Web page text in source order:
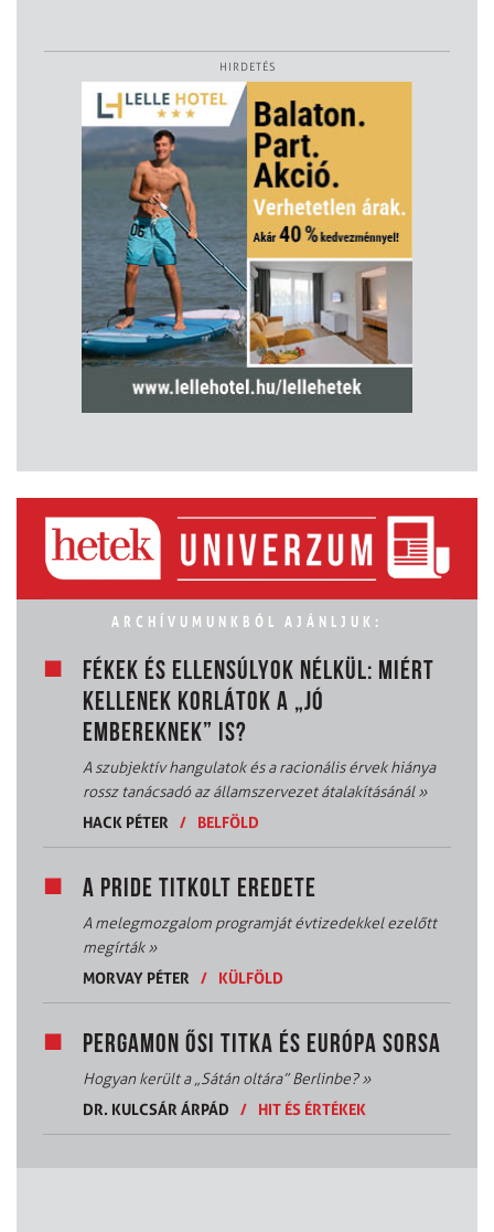
HIRDETÉS
ARCHÍVUMUNKBÓL AJÁNLJUK:
FÉKEK ÉS ELLENSÚLYOK NÉLKÜL: MIÉRT
KELLENEK KORLÁTOK A „JÓ
EMBEREKNEK” IS?
A szubjektív hangulatok és a racionális érvek hiánya
rossz tanácsadó az államszervezet átalakításánál»
HACK PÉTER
/ BELFÖLD
A PRIDE TITKOLT EREDETE
A melegmozgalom programját évtizedekkel ezelőtt
megírták»
MORVAY PÉTER
/ KÜLFÖLD
PERGAMON ŐSI TITKA ÉS EURÓPA SORSA
Hogyan került a „Sátán oltára” Berlinbe?»
DR. KULCSÁR ÁRPÁD
/ HIT ÉS ÉRTÉKEK